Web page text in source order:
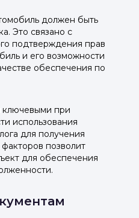
должен быть
Это связано с
подтверждения прав
и его возможности
обеспечения по
ключевыми при
использования
для получения
позволит
для обеспечения